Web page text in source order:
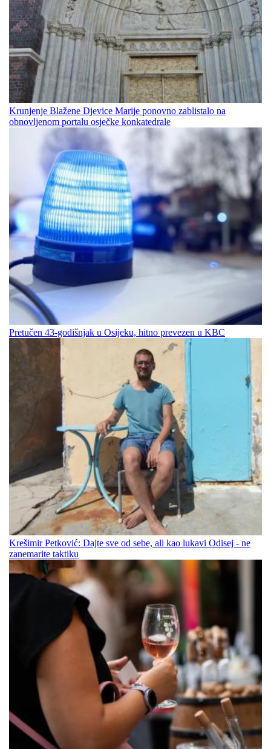
Krunjenje Blažene Djevice Marije ponovno zablistalo na
obnovljenom portalu osječke konkatedrale
Pretučen 43-godišnjak u Osijeku, hitno prevezen u KBC
Krešimir Petković: Dajte sve od sebe, ali kao lukavi Odisej - ne
zanemarite taktiku